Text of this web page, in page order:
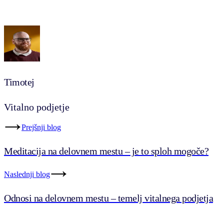
Timotej
Vitalno podjetje
Prejšnji blog
Meditacija na delovnem mestu – je to sploh mogoče?
Naslednji blog
Odnosi na delovnem mestu – temelj vitalnega podjetja